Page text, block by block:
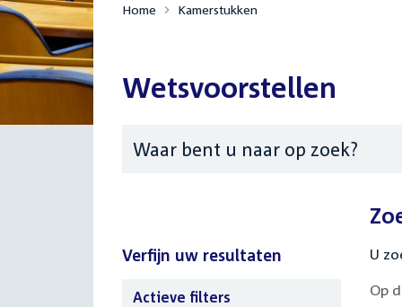
Home Kamerstukken
Wetsvoorstellen
Zoeken
U
Verfijn uw resultaten
Op
Actieve filters